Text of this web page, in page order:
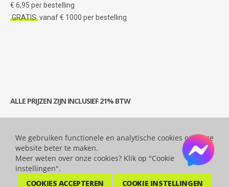
€ 6,95 per bestelling
GRATIS vanaf € 1000 per bestelling
ALLE PRIJZEN ZIJN INCLUSIEF 21% BTW
© 2026 Bytesatwork.be - Alle rechten voorbehouden.
We gebruiken functionele en analytische cookies om onze
website beter te maken.
Meer weten over onze cookies? Klik op "Cookie
instellingen".
COOKIES ACCEPTEREN
COOKIE INSTELLINGEN